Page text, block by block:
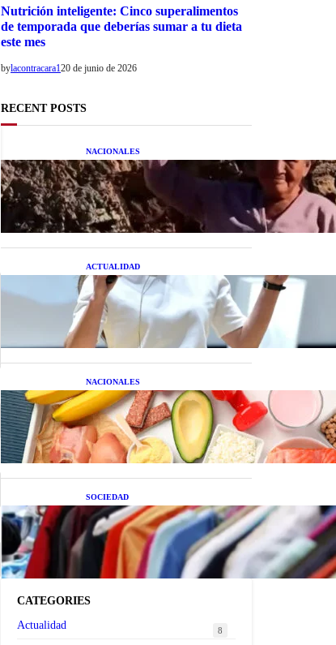
Nutrición inteligente: Cinco superalimentos
de temporada que deberías sumar a tu dieta
este mes
bylacontracara120 de junio de 2026
RECENT POSTS
NACIONALES
Una mujer asegura haber
peleado con un extraterrestre
cuerpo a cuerpo
ACTUALIDAD
La startup creada por una
salteña que busca resolver el
estrés financiero en
Latinoamérica
NACIONALES
Nutrición inteligente: Cinco
superalimentos de temporada
que deberías sumar a tu dieta
este mes
SOCIEDAD
Las grandes marcas globales
se suman a la tendencia de la
ropa de segunda mano
premium
CATEGORIES
Actualidad
8